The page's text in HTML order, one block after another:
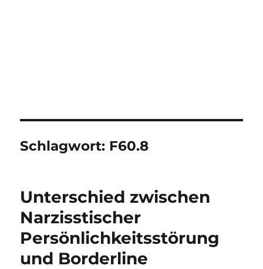
Schlagwort: F60.8
Unterschied zwischen
Narzisstischer
Persönlichkeitsstörung
und Borderline